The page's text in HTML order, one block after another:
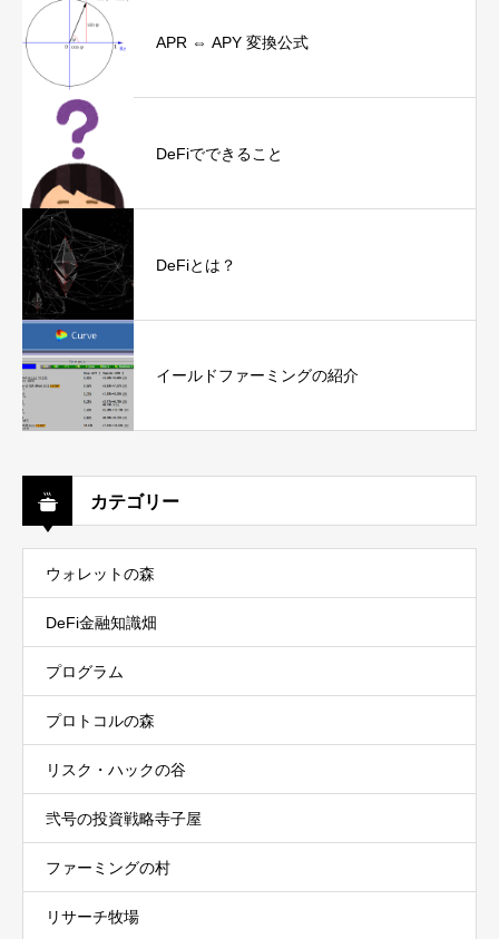
APR ⇔ APY 変換公式
DeFiでできること
DeFiとは？
イールドファーミングの紹介
カテゴリー
ウォレットの森
DeFi金融知識畑
プログラム
プロトコルの森
リスク・ハックの谷
弐号の投資戦略寺子屋
ファーミングの村
リサーチ牧場